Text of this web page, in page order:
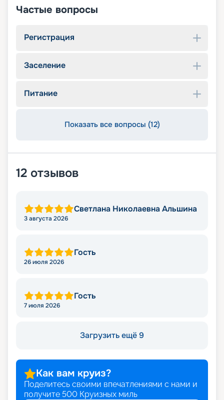
Частые вопросы
Регистрация
Заселение
Питание
Показать все вопросы (12)
12 отзывов
Светлана Николаевна Альшина
3 августа 2026
Гость
26 июля 2026
Гость
7 июля 2026
Загрузить ещё 9
Как вам круиз?
Поделитесь своими впечатлениями с нами и
получите 500 Круизных миль